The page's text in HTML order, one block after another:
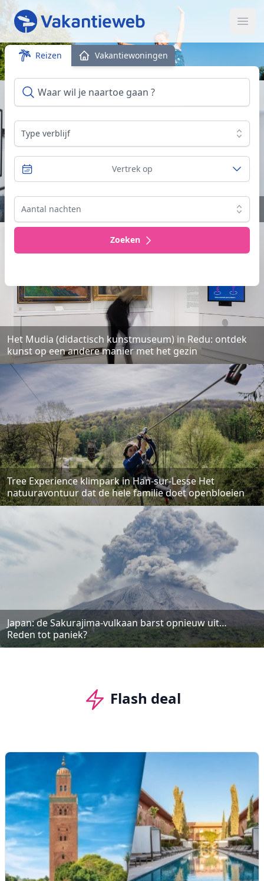
Reizen Vakantiewoningen
Type verblijf
Vertrek op
Aantal nachten
Zoeken
4 culturele highlights om Wallonië te (her)ontdekken
Het Mudia (didactisch kunstmuseum) in Redu: ontdek
kunst op een andere manier met het gezin
Tree Experience klimpark in Han-sur-Lesse Het
natuuravontuur dat de hele familie doet openbloeien
Japan: de Sakurajima-vulkaan barst opnieuw uit…
Reden tot paniek?
Flash deal